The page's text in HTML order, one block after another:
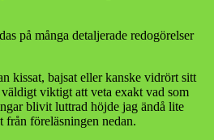
på många detaljerade redogörelser
kissat, bajsat eller kanske vidrört sitt
viktigt att veta exakt vad som
blivit luttrad höjde jag ändå lite
föreläsningen nedan.